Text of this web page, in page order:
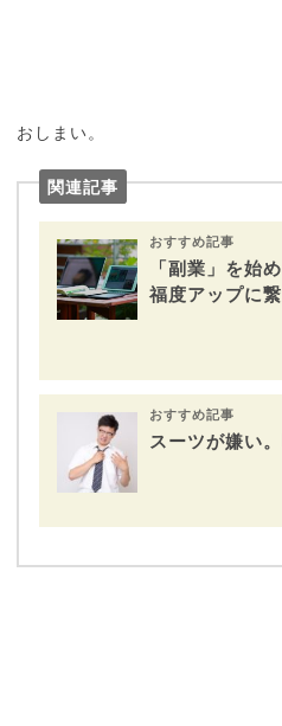
おしまい。
関連記事
おすすめ記事
「副業」を始
福度アップに
おすすめ記事
スーツが嫌い